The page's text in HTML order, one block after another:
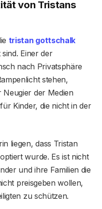
von Tristans
tristan gottschalk
Einer der
nach Privatsphäre
stehen,
der Medien
Kinder, die nicht in der
liegen, dass Tristan
wurde. Es ist nicht
und ihre Familien die
preisgeben wollen,
zu schützen.